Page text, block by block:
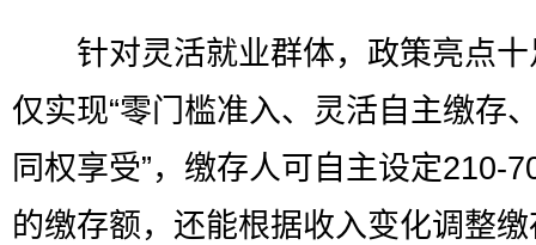
针对灵活就业群体，政策亮点十
仅实现“零门槛准入、灵活自主缴存
同权享受”，缴存人可自主设定210-
的缴存额，还能根据收入变化调整